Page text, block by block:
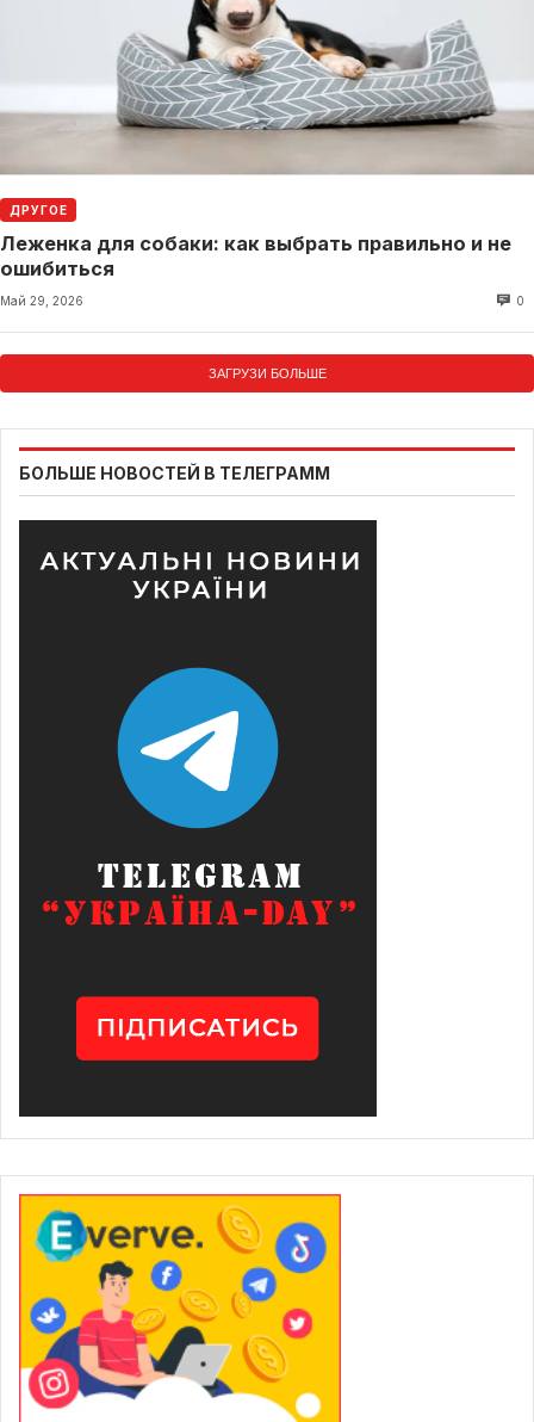
ДРУГОЕ
Леженка для собаки: как выбрать правильно и не
ошибиться
Май 29, 2026 0
ЗАГРУЗИ БОЛЬШЕ
БОЛЬШЕ НОВОСТЕЙ В ТЕЛЕГРАММ